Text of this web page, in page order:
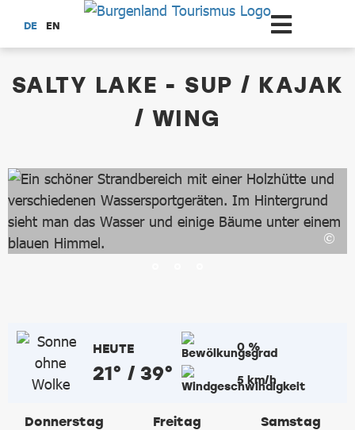
Zum Hauptinhalt springen
DE EN
SALTY LAKE - SUP / KAJAK
/ WING
HEUTE
21° / 39°
0 %
5 km/h
Donnerstag Freitag Samstag